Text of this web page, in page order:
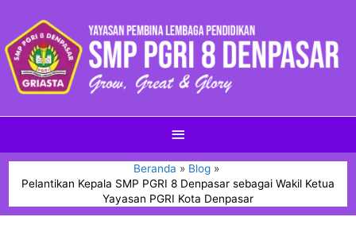
Beranda
Blog
Pelantikan Kepala SMP PGRI 8 Denpasar sebagai Wakil Ketua
Yayasan PGRI Kota Denpasar